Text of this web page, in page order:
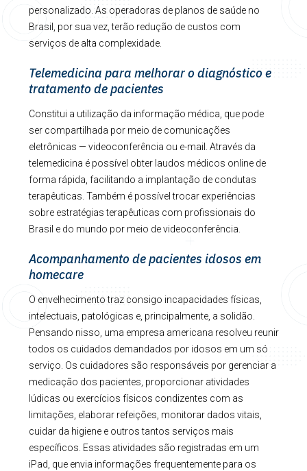
personalizado. As operadoras de planos de saúde no
Brasil, por sua vez, terão redução de custos com
serviços de alta complexidade.
Telemedicina para melhorar o diagnóstico e
tratamento de pacientes
Constitui a utilização da informação médica, que pode
ser compartilhada por meio de comunicações
eletrônicas — videoconferência ou e-mail. Através da
telemedicina é possível obter laudos médicos online de
forma rápida, facilitando a implantação de condutas
terapêuticas. Também é possível trocar experiências
sobre estratégias terapêuticas com profissionais do
Brasil e do mundo por meio de videoconferência.
Acompanhamento de pacientes idosos em
homecare
O envelhecimento traz consigo incapacidades físicas,
intelectuais, patológicas e, principalmente, a solidão.
Pensando nisso, uma empresa americana resolveu reunir
todos os cuidados demandados por idosos em um só
serviço. Os cuidadores são responsáveis por gerenciar a
medicação dos pacientes, proporcionar atividades
lúdicas ou exercícios físicos condizentes com as
limitações, elaborar refeições, monitorar dados vitais,
cuidar da higiene e outros tantos serviços mais
específicos. Essas atividades são registradas em um
iPad, que envia informações frequentemente para os